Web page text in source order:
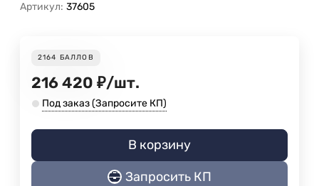
Артикул: 37605
2164 БАЛЛОВ
216 420 ₽/шт.
Под заказ (Запросите КП)
В корзину
Запросить КП